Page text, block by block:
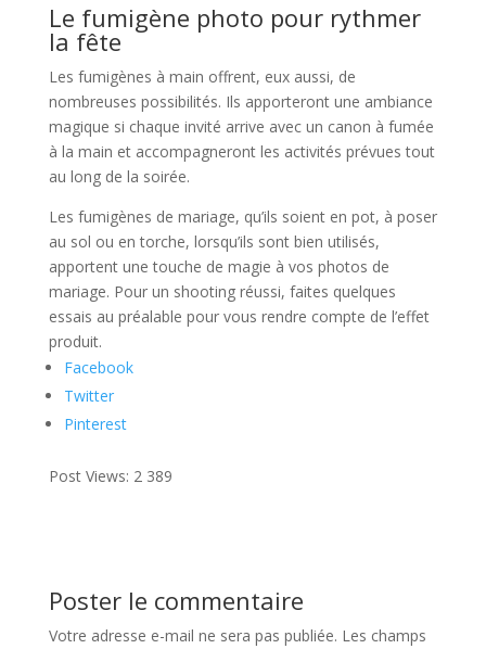
Le fumigène photo pour rythmer
la fête
Les fumigènes à main offrent, eux aussi, de
nombreuses possibilités. Ils apporteront une ambiance
magique si chaque invité arrive avec un canon à fumée
à la main et accompagneront les activités prévues tout
au long de la soirée.
Les fumigènes de mariage, qu’ils soient en pot, à poser
au sol ou en torche, lorsqu’ils sont bien utilisés,
apportent une touche de magie à vos photos de
mariage. Pour un shooting réussi, faites quelques
essais au préalable pour vous rendre compte de l’effet
produit.
Facebook
Twitter
Pinterest
Post Views: 2 389
Poster le commentaire
Votre adresse e-mail ne sera pas publiée. Les champs